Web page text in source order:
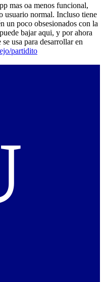
mas oa menos funcional,
usuario normal. Incluso tiene
un poco obsesionados con la
bajar aqui, y por ahora
usa para desarrollar en
partidito